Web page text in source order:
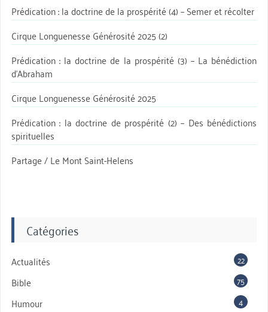
Prédication : la doctrine de la prospérité (4) – Semer et récolter
Cirque Longuenesse Générosité 2025 (2)
Prédication : la doctrine de la prospérité (3) – La bénédiction
d’Abraham
Cirque Longuenesse Générosité 2025
Prédication : la doctrine de prospérité (2) – Des bénédictions
spirituelles
Partage / Le Mont Saint-Helens
Catégories
Actualités 22
Bible 75
Humour 4